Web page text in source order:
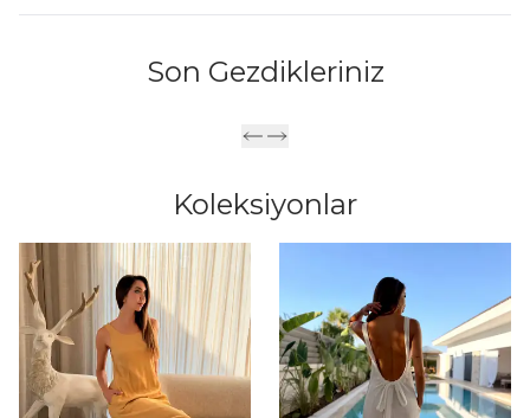
Son Gezdikleriniz
Koleksiyonlar